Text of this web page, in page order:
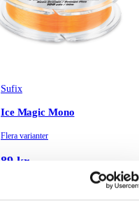
Sufix
Ice Magic Mono
Flera varianter
89 kr